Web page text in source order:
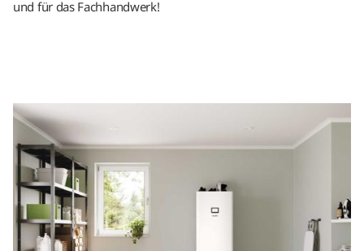
und für das Fachhandwerk!